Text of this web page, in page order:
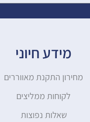
מידע חיוני
מחירון התקנת מאווררים
לקוחות ממליצים
שאלות נפוצות